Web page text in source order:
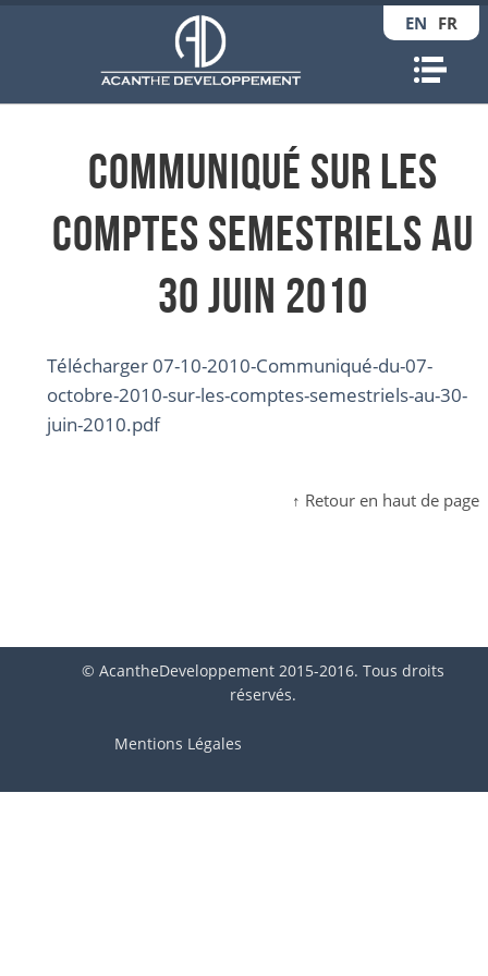
EN FR
Communiqué sur les
comptes semestriels au
30 juin 2010
Télécharger 07-10-2010-Communiqué-du-07-
octobre-2010-sur-les-comptes-semestriels-au-30-
juin-2010.pdf
↑ Retour en haut de page
© AcantheDeveloppement 2015-2016. Tous droits
réservés.
Mentions Légales